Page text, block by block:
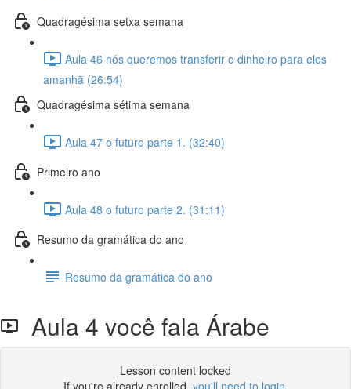
Quadragésima setxa semana
Aula 46 nós queremos transferir o dinheiro para eles
amanhã (26:54)
Quadragésima sétima semana
Aula 47 o futuro parte 1. (32:40)
Primeiro ano
Aula 48 o futuro parte 2. (31:11)
Resumo da gramática do ano
Resumo da gramática do ano
Aula 4 você fala Árabe
Lesson content locked
If you're already enrolled, you'll need to login